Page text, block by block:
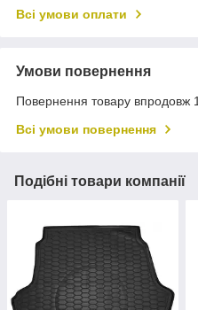
Всі умови оплати
Умови повернення
Повернення товару впродовж
Всі умови повернення
Подібні товари компанії